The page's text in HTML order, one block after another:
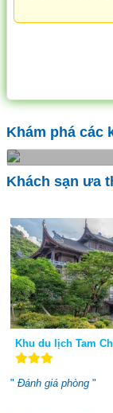
Khám phá các
Thành phố
Khách sạn ưa
Khu du lịch Tam
" Đánh giá phòng "